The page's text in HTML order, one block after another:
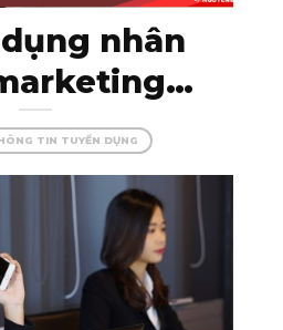
nhân
thỏa sức
tạo cùng
TIN TUYỂN DỤNG